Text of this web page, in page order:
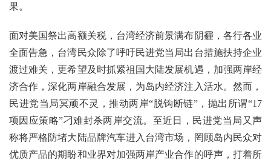
果。
面对美国祭出高额关税，台湾经济前景满布阴霾，各行各业
全面告急，台湾民众除了呼吁民进党当局出台措施扶持企业
渡过难关，更希望及时抓紧祖国大陆发展机遇，加强两岸经
济合作，深化两岸融合发展，为岛内经济注入活水。然而，
民进党当局冥顽不灵，推动两岸“脱钩断链”，抛出所谓“17
项因应策略”刁难封杀两岸交流。至近日，民进党当局又声
称将严格防堵大陆品牌汽车进入台湾市场，罔顾岛内民众对
优质产品的期盼和业界对加强两岸产业合作的呼声，打着所